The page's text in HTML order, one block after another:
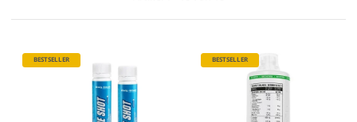
BESTSELLER BESTSELLER